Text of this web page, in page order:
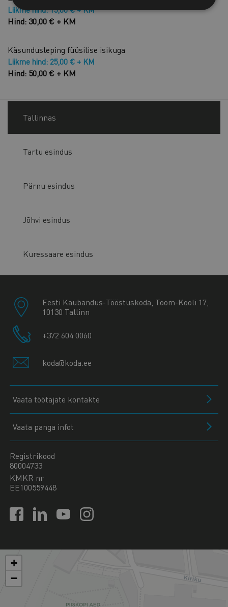
Liikme hind: 15,00 € + KM
Hind: 30,00 € + KM
Käsundusleping füüsilise isikuga
Liikme hind: 25,00 € + KM
Hind: 50,00 € + KM
Tallinnas
Tartu esindus
Pärnu esindus
Jõhvi esindus
Kuressaare esindus
Eesti Kaubandus-Tööstuskoda, Toom-Kooli 17,
10130 Tallinn
+372 604 0060
koda@koda.ee
Vaata töötajate kontakte
Vaata panga infot
Registrikood
80004733
KMKR nr
EE100559448
+
−